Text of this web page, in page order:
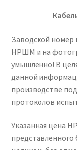
Заводской номер
НРШМ и на
умышленно! В
данной
производстве
протоколов
Указанная цена
представленного